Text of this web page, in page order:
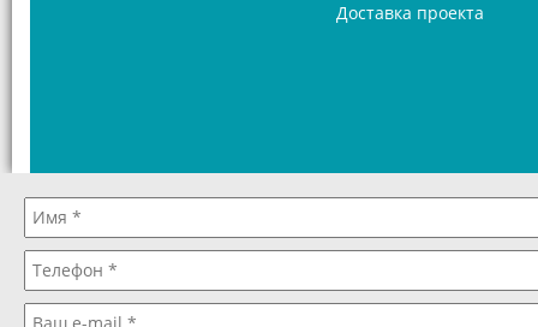
Доставка проекта